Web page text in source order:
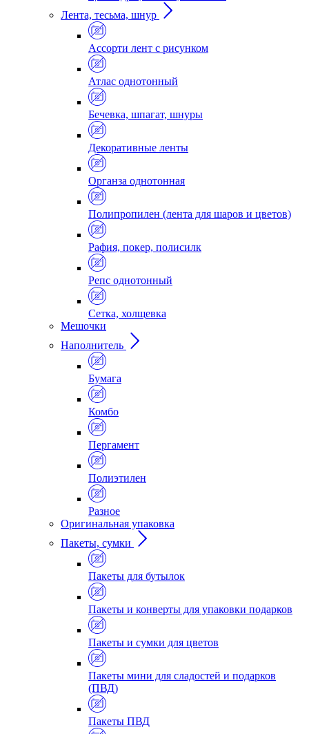
Лента, тесьма, шнур
Ассорти лент с рисунком
Атлас однотонный
Бечевка, шпагат, шнуры
Декоративные ленты
Органза однотонная
Полипропилен (лента для шаров и цветов)
Рафия, покер, полисилк
Репс однотонный
Сетка, холщевка
Мешочки
Наполнитель
Бумага
Комбо
Пергамент
Полиэтилен
Разное
Оригинальная упаковка
Пакеты, сумки
Пакеты для бутылок
Пакеты и конверты для упаковки подарков
Пакеты и сумки для цветов
Пакеты мини для сладостей и подарков
(ПВД)
Пакеты ПВД